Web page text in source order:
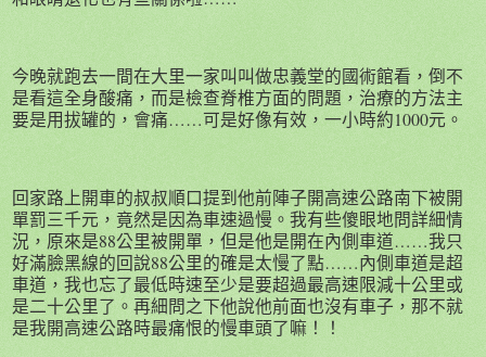
今晚就跑去一間在大里一家叫叫做忠義堂的國術館看，倒不
是看這全身酸痛，而是檢查脊椎方面的問題，治療的方法主
要是用拔罐的，會痛……可是好像有效，一小時約1000元。
回家路上開車的叔叔順口提到他前陣子開高速公路南下被開
單罰三千元，竟然是因為車速過慢。我有些傻眼地問詳細情
況，原來是88公里被開單，但是他是開在內側車道……我只
好滿臉黑線的回說88公里的確是太慢了點……內側車道是超
車道，我也忘了最低時速至少是要超過最高速限減十公里或
是二十公里了。再細問之下他說他前面也沒有車子，那不就
是我開高速公路時最痛恨的慢車頭了嘛！！